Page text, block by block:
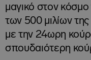
μαγικό στον
των 500 μιλίων
με την 24ωρη
σπουδαιότερη